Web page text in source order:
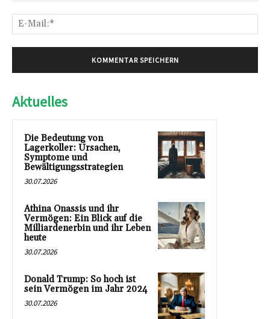
Aktuelles
Die Bedeutung von
Lagerkoller: Ursachen,
Symptome und
Bewältigungsstrategien
30.07.2026
Athina Onassis und ihr
Vermögen: Ein Blick auf die
Milliardenerbin und ihr Leben
heute
30.07.2026
Donald Trump: So hoch ist
sein Vermögen im Jahr 2024
30.07.2026